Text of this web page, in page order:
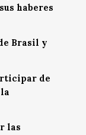
haberes
Brasil y
de
las